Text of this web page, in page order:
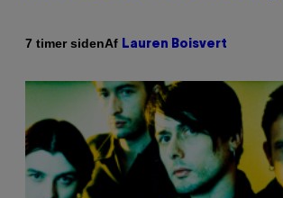
7 timer sidenAf Lauren Boisvert